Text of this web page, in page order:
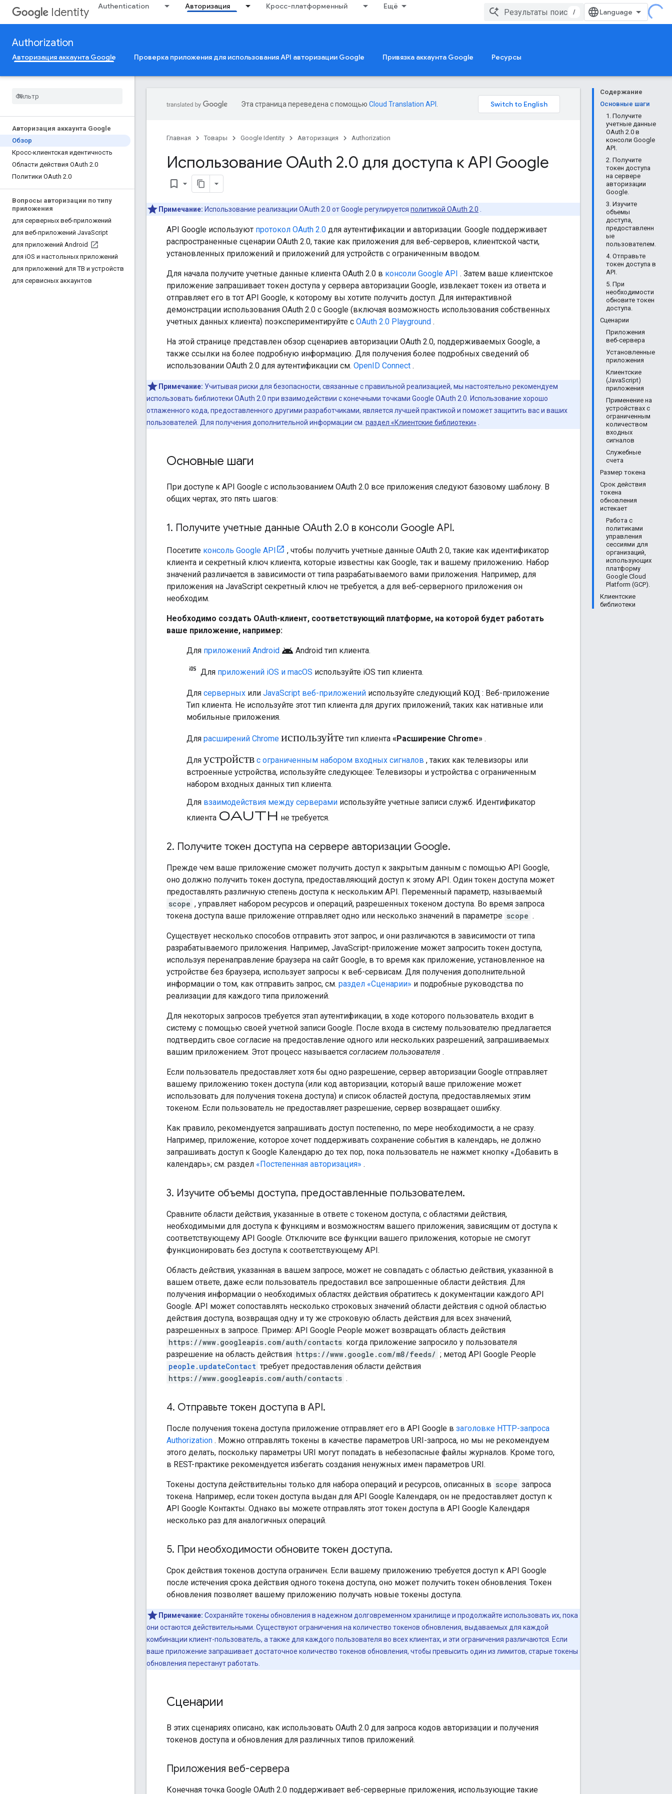
Identity Authentication Авторизация Кросс-платформенный Ещё
/
Authorization
Авторизация аккаунта Google Проверка приложения для использования API авторизации Google Привязка аккаунта Google Ресурсы
Авторизация аккаунта Google
Обзор
Кросс-клиентская идентичность
Области действия OAuth 2.0
Политики OAuth 2.0
Вопросы авторизации по типу
приложения
для серверных веб-приложений
для веб-приложений JavaScript
для приложений Android
для iOS и настольных приложений
для приложений для ТВ и устройств
для сервисных аккаунтов
Содержание
Основные шаги
1. Получите
учетные данные
OAuth 2.0 в
консоли Google
API.
2. Получите
токен доступа
на сервере
авторизации
Google.
3. Изучите
объемы
доступа,
предоставленн
ые
пользователем.
4. Отправьте
токен доступа в
API.
5. При
необходимости
обновите токен
доступа.
Сценарии
Приложения
веб-сервера
Установленные
приложения
Клиентские
(JavaScript)
приложения
Применение на
устройствах с
ограниченным
количеством
входных
сигналов
Служебные
счета
Размер токена
Срок действия
токена
обновления
истекает
Работа с
политиками
управления
сессиями для
организаций,
использующих
платформу
Google Cloud
Platform (GCP).
Клиентские
библиотеки
Эта страница переведена с помощью Cloud Translation API
Главная Товары Google Identity Авторизация Authorization
Использование OAuth 2.0 для доступа к API Google
bookmark_border
Примечание: Использование реализации OAuth 2.0 от Google регулируется политикой OAuth 2.0
API Google используют протокол OAuth 2.0 для аутентификации и авторизации. Google поддерживает
распространенные сценарии OAuth 2.0, такие как приложения для веб-серверов, клиентской части,
установленных приложений и приложений для устройств с ограниченным вводом.
Для начала получите учетные данные клиента OAuth 2.0 в консоли Google API . Затем ваше клиентское
приложение запрашивает токен доступа у сервера авторизации Google, извлекает токен из ответа и
отправляет его в тот API Google, к которому вы хотите получить доступ. Для интерактивной
демонстрации использования OAuth 2.0 с Google (включая возможность использования собственных
учетных данных клиента) поэкспериментируйте с OAuth 2.0 Playground .
На этой странице представлен обзор сценариев авторизации OAuth 2.0, поддерживаемых Google, а
также ссылки на более подробную информацию. Для получения более подробных сведений об
использовании OAuth 2.0 для аутентификации см. OpenID Connect .
Примечание: Учитывая риски для безопасности, связанные с правильной реализацией, мы настоятельно рекомендуем
использовать библиотеки OAuth 2.0 при взаимодействии с конечными точками Google OAuth 2.0. Использование хорошо
отлаженного кода, предоставленного другими разработчиками, является лучшей практикой и поможет защитить вас и ваших
пользователей. Для получения дополнительной информации см. раздел «Клиентские библиотеки»
Основные шаги
При доступе к API Google с использованием OAuth 2.0 все приложения следуют базовому шаблону. В
общих чертах, это пять шагов:
1. Получите учетные данные OAuth 2.0 в консоли Google API.
Посетите консоль Google API
, чтобы получить учетные данные OAuth 2.0, такие как идентификатор
клиента и секретный ключ клиента, которые известны как Google, так и вашему приложению. Набор
значений различается в зависимости от типа разрабатываемого вами приложения. Например, для
приложения на JavaScript секретный ключ не требуется, а для веб-серверного приложения он
необходим.
Необходимо создать OAuth-клиент, соответствующий платформе, на которой будет работать
ваше приложение, например:
Для приложений Android android Android тип клиента.
Для приложений iOS и macOS используйте iOS тип клиента.
Для серверных или JavaScript веб-приложений используйте следующий код : Веб-приложение
Тип клиента. Не используйте этот тип клиента для других приложений, таких как нативные или
мобильные приложения.
Для расширений Chrome используйте тип клиента «Расширение Chrome» .
Для устройств с ограниченным набором входных сигналов , таких как телевизоры или
встроенные устройства, используйте следующее: Телевизоры и устройства с ограниченным
набором входных данных тип клиента.
Для взаимодействия между серверами используйте учетные записи служб. Идентификатор
клиента OAuth не требуется.
2. Получите токен доступа на сервере авторизации Google.
Прежде чем ваше приложение сможет получить доступ к закрытым данным с помощью API Google,
оно должно получить токен доступа, предоставляющий доступ к этому API. Один токен доступа может
предоставлять различную степень доступа к нескольким API. Переменный параметр, называемый
scope , управляет набором ресурсов и операций, разрешенных токеном доступа. Во время запроса
токена доступа ваше приложение отправляет одно или несколько значений в параметре scope .
Существует несколько способов отправить этот запрос, и они различаются в зависимости от типа
разрабатываемого приложения. Например, JavaScript-приложение может запросить токен доступа,
используя перенаправление браузера на сайт Google, в то время как приложение, установленное на
устройстве без браузера, использует запросы к веб-сервисам. Для получения дополнительной
информации о том, как отправить запрос, см. раздел «Сценарии» и подробные руководства по
реализации для каждого типа приложений.
Для некоторых запросов требуется этап аутентификации, в ходе которого пользователь входит в
систему с помощью своей учетной записи Google. После входа в систему пользователю предлагается
подтвердить свое согласие на предоставление одного или нескольких разрешений, запрашиваемых
вашим приложением. Этот процесс называется согласием пользователя .
Если пользователь предоставляет хотя бы одно разрешение, сервер авторизации Google отправляет
вашему приложению токен доступа (или код авторизации, который ваше приложение может
использовать для получения токена доступа) и список областей доступа, предоставляемых этим
токеном. Если пользователь не предоставляет разрешение, сервер возвращает ошибку.
Как правило, рекомендуется запрашивать доступ постепенно, по мере необходимости, а не сразу.
Например, приложение, которое хочет поддерживать сохранение события в календарь, не должно
запрашивать доступ к Google Календарю до тех пор, пока пользователь не нажмет кнопку «Добавить в
календарь»; см. раздел «Постепенная авторизация» .
3. Изучите объемы доступа, предоставленные пользователем.
Сравните области действия, указанные в ответе с токеном доступа, с областями действия,
необходимыми для доступа к функциям и возможностям вашего приложения, зависящим от доступа к
соответствующему API Google. Отключите все функции вашего приложения, которые не смогут
функционировать без доступа к соответствующему API.
Область действия, указанная в вашем запросе, может не совпадать с областью действия, указанной в
вашем ответе, даже если пользователь предоставил все запрошенные области действия. Для
получения информации о необходимых областях действия обратитесь к документации каждого API
Google. API может сопоставлять несколько строковых значений области действия с одной областью
действия доступа, возвращая одну и ту же строковую область действия для всех значений,
разрешенных в запросе. Пример: API Google People может возвращать область действия
https://www.googleapis.com/auth/contacts когда приложение запросило у пользователя
разрешение на область действия https://www.google.com/m8/feeds/ ; метод API Google People
people.updateContact требует предоставления области действия
https://www.googleapis.com/auth/contacts .
4. Отправьте токен доступа в API.
После получения токена доступа приложение отправляет его в API Google в заголовке HTTP-запроса
Authorization . Можно отправлять токены в качестве параметров URI-запроса, но мы не рекомендуем
этого делать, поскольку параметры URI могут попадать в небезопасные файлы журналов. Кроме того,
в REST-практике рекомендуется избегать создания ненужных имен параметров URI.
Токены доступа действительны только для набора операций и ресурсов, описанных в scope запроса
токена. Например, если токен доступа выдан для API Google Календаря, он не предоставляет доступ к
API Google Контакты. Однако вы можете отправлять этот токен доступа в API Google Календаря
несколько раз для аналогичных операций.
5. При необходимости обновите токен доступа.
Срок действия токенов доступа ограничен. Если вашему приложению требуется доступ к API Google
после истечения срока действия одного токена доступа, оно может получить токен обновления. Токен
обновления позволяет вашему приложению получать новые токены доступа.
Примечание: Сохраняйте токены обновления в надежном долговременном хранилище и продолжайте использовать их, пока
они остаются действительными. Существуют ограничения на количество токенов обновления, выдаваемых для каждой
комбинации клиент-пользователь, а также для каждого пользователя во всех клиентах, и эти ограничения различаются. Если
ваше приложение запрашивает достаточное количество токенов обновления, чтобы превысить один из лимитов, старые токены
обновления перестанут работать.
Сценарии
В этих сценариях описано, как использовать OAuth 2.0 для запроса кодов авторизации и получения
токенов доступа и обновления для различных типов приложений.
Приложения веб-сервера
Конечная точка Google OAuth 2.0 поддерживает веб-серверные приложения, использующие такие